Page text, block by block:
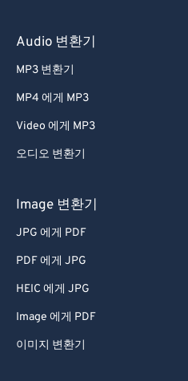
Audio 변환기
MP3 변환기
MP4 에게 MP3
Video 에게 MP3
오디오 변환기
Image 변환기
JPG 에게 PDF
PDF 에게 JPG
HEIC 에게 JPG
Image 에게 PDF
이미지 변환기